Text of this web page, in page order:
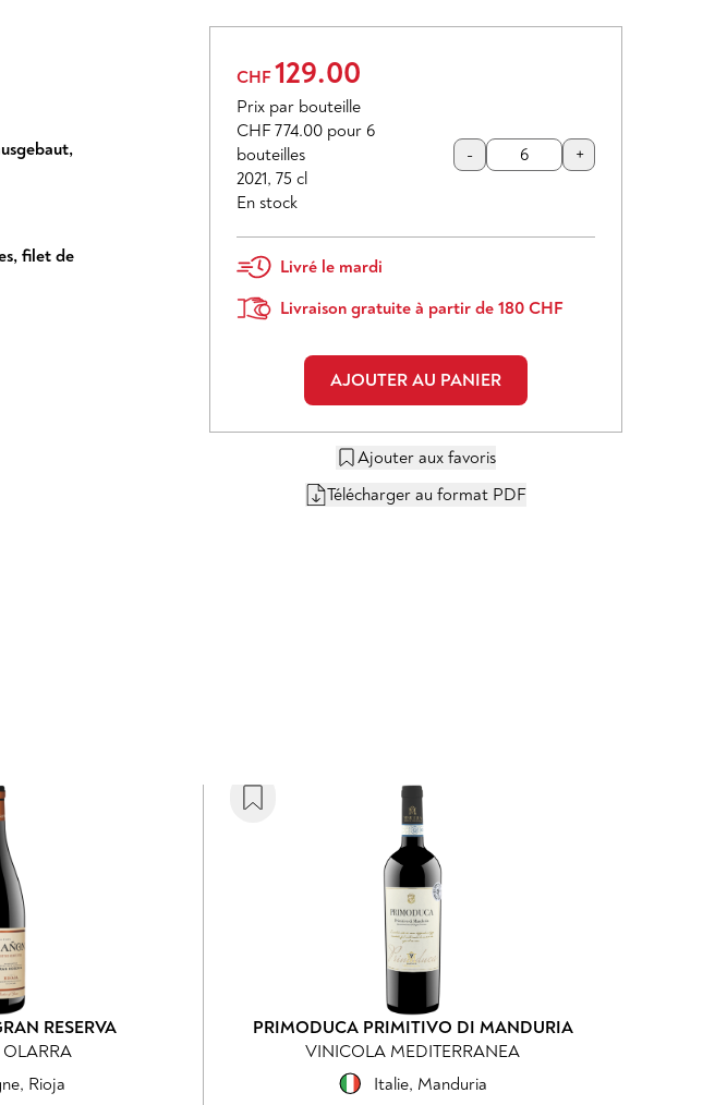
CHF 129.00
Prix par bouteille
CHF 774.00 pour 6
bouteilles
2021,75 cl
En stock
- +
Livré le mardi
Livraison gratuite à partir de 180 CHF
AJOUTER AU PANIER
Ajouter aux favoris
Télécharger au format PDF
, filet de
RESERVA
, Rioja
PRIMODUCA PRIMITIVO DI MANDURIA
VINICOLA MEDITERRANEA
Italie, Manduria